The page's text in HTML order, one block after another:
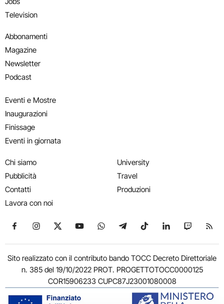
Television
Abbonamenti
Magazine
Newsletter
Podcast
Eventi e Mostre
Inaugurazioni
Finissage
Eventi in giornata
Chi siamo
Pubblicità
Contatti
Lavora con noi
University
Travel
Produzioni
Seguici su Facebook
Seguici su Instagram
Seguici su X
Seguici su YouTube
Seguici su WhatsApp
Seguici su Telegram
Seguici su TikTok
Seguici su
Seguici
Sito realizzato con il contributo bando TOCC Decreto Direttoriale
n. 385 del 19/10/2022 PROT. PROGETTOTOCC0000125
COR15906233 CUPC87J23001080008